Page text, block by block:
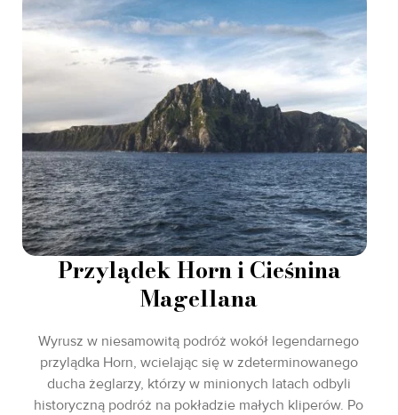
Przylądek Horn i Cieśnina
Magellana
Wyrusz w niesamowitą podróż wokół legendarnego
przylądka Horn, wcielając się w zdeterminowanego
ducha żeglarzy, którzy w minionych latach odbyli
historyczną podróż na pokładzie małych kliperów. Po